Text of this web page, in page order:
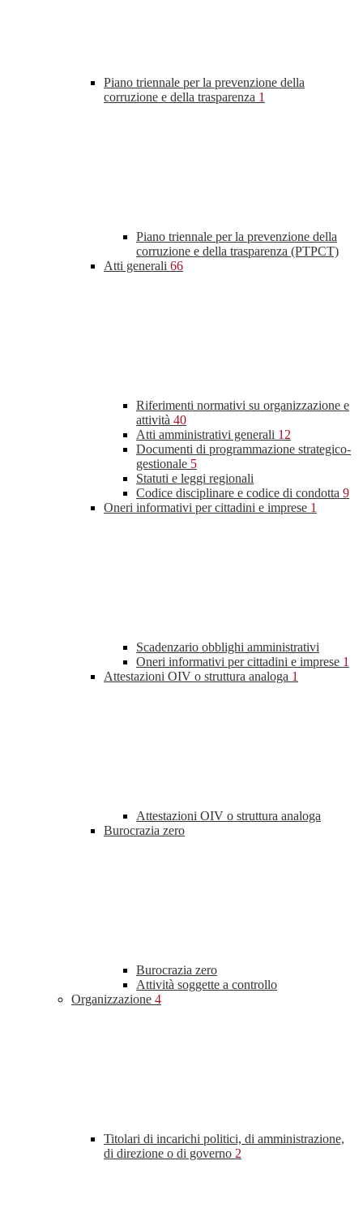
Piano triennale per la prevenzione della
corruzione e della trasparenza 1
Piano triennale per la prevenzione della
corruzione e della trasparenza (PTPCT)
Atti generali 66
Riferimenti normativi su organizzazione e
attività 40
Atti amministrativi generali 12
Documenti di programmazione strategico-
gestionale 5
Statuti e leggi regionali
Codice disciplinare e codice di condotta 9
Oneri informativi per cittadini e imprese 1
Scadenzario obblighi amministrativi
Oneri informativi per cittadini e imprese 1
Attestazioni OIV o struttura analoga 1
Attestazioni OIV o struttura analoga
Burocrazia zero
Burocrazia zero
Attività soggette a controllo
Organizzazione 4
Titolari di incarichi politici, di amministrazione,
di direzione o di governo 2